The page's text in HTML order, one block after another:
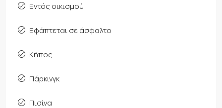
Εντός οικισμού
Εφάπτεται σε άσφαλτο
Κήπος
Πάρκινγκ
Πισίνα